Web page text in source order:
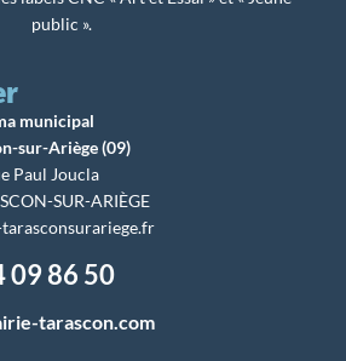
public ».
municipal
sur-Ariège (09)
Paul Joucla
SUR-ARIÈGE
09 86 50
tarascon.com